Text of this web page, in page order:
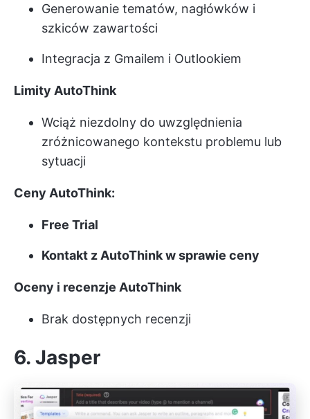
Generowanie tematów, nagłówków i
szkiców zawartości
Integracja z Gmailem i Outlookiem
Limity AutoThink
Wciąż niezdolny do uwzględnienia
zróżnicowanego kontekstu problemu lub
sytuacji
Ceny AutoThink:
Free Trial
Kontakt z AutoThink w sprawie ceny
Oceny i recenzje AutoThink
Brak dostępnych recenzji
6. Jasper